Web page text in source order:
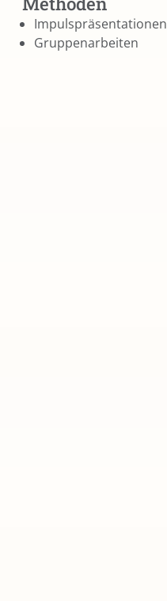
Impulspräsentationen
Gruppenarbeiten